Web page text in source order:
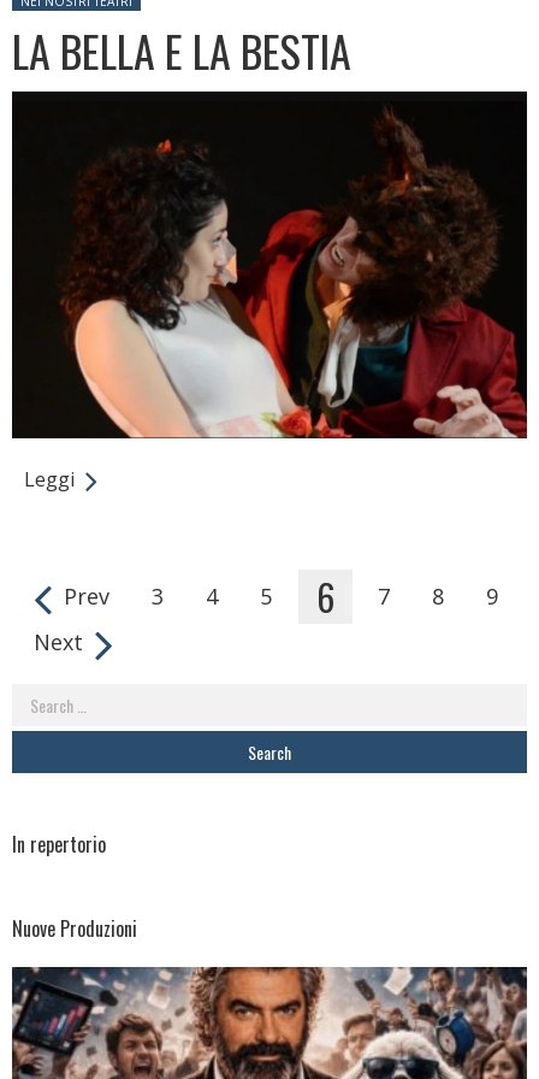
LA BELLA E LA BESTIA
Leggi
Pages Prev 3 4 5 6 7 8
9
Next
Search
for:
In repertorio
Nuove Produzioni